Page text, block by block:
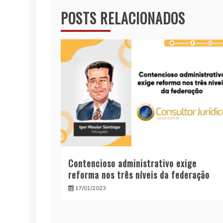
Post
POSTS RELACIONADOS
Contencioso administrativo exige
reforma nos três níveis da federação
17/01/2023